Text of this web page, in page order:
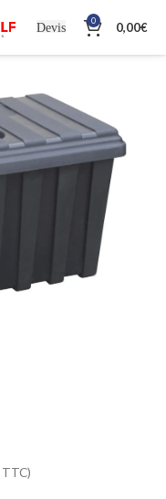
Devis 0 0,00€
TTC)